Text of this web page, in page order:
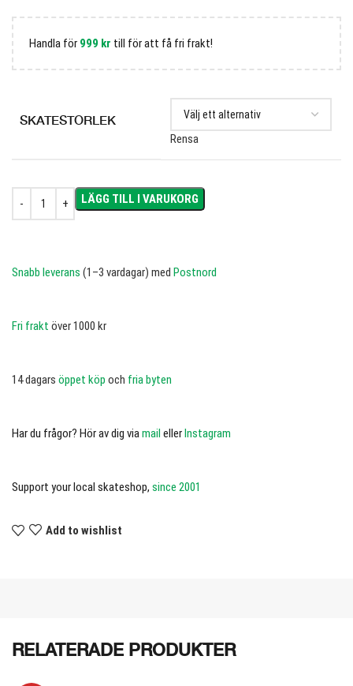
Handla för 999 kr till för att få fri frakt!
SKATESTORLEK
Rensa
LÄGG TILL I VARUKORG
Snabb leverans (1–3 vardagar) med Postnord
Fri frakt över 1000 kr
14 dagars öppet köp och fria byten
Har du frågor? Hör av dig viamail ellerInstagram
Support your local skateshop, since 2001
Add to wishlist
RELATERADE PRODUKTER